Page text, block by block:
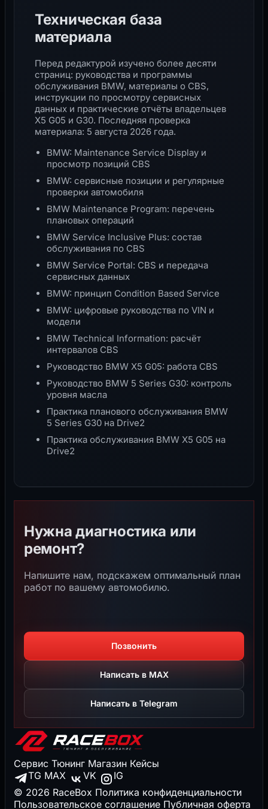
Техническая база
материала
Перед редактурой изучено более десяти
страниц: руководства и программы
обслуживания BMW, материалы о CBS,
инструкции по просмотру сервисных
данных и практические отчёты владельцев
X5 G05 и G30. Последняя проверка
материала: 5 августа 2026 года.
BMW: Maintenance Service Display и
просмотр позиций CBS
BMW: сервисные позиции и регулярные
проверки автомобиля
BMW Maintenance Program: перечень
плановых операций
BMW Service Inclusive Plus: состав
обслуживания по CBS
BMW Service Portal: CBS и передача
сервисных данных
BMW: принцип Condition Based Service
BMW: цифровые руководства по VIN и
модели
BMW Technical Information: расчёт
интервалов CBS
Руководство BMW X5 G05: работа CBS
Руководство BMW 5 Series G30: контроль
уровня масла
Практика планового обслуживания BMW
5 Series G30 на Drive2
Практика обслуживания BMW X5 G05 на
Drive2
Нужна диагностика или
ремонт?
Напишите нам, подскажем оптимальный план
работ по вашему автомобилю.
Позвонить
Написать в MAX
Написать в Telegram
Сервис Тюнинг Магазин Кейсы
TG MAX VK
IG
© 2026 RaceBox Политика конфиденциальности
Пользовательское соглашение Публичная оферта